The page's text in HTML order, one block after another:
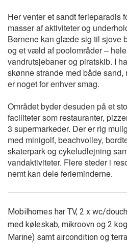
Her venter et sandt ferieparadis
masser af aktiviteter og
Børnene kan glæde sig til sjove
og et væld af poolområder –
vandrutsjebaner og piratskib. I
skønne strande med både
er noget for enhver smag.
Området byder desuden på et
faciliteter som restauranter,
3 supermarkeder. Der er rig
med minigolf, beachvolley,
skaterpark og cykeludlejning
vandaktiviteter. Flere steder i
nemt kan dele ferieminderne.
Mobilhomes har TV, 2 x wc/
med køleskab, mikroovn og 2
Marine) samt aircondition og